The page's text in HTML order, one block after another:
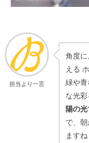
担当より一言
角度に
える
緑や青
な光
陽の
で、
ますね